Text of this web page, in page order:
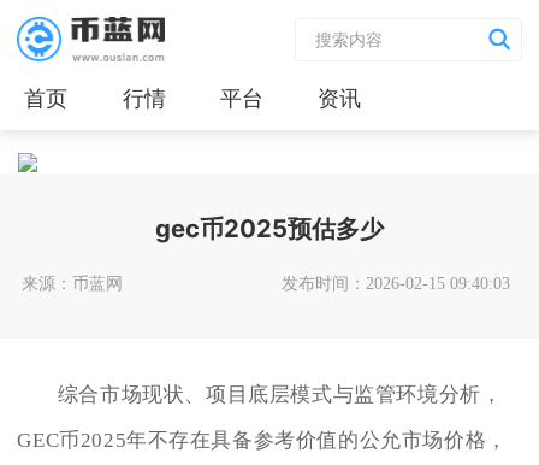
首页 行情 平台 资讯
gec币2025预估多少
来源：币蓝网 发布时间：2026-02-15 09:40:03
综合市场现状、项目底层模式与监管环境分析，
GEC币2025年不存在具备参考价值的公允市场价格，